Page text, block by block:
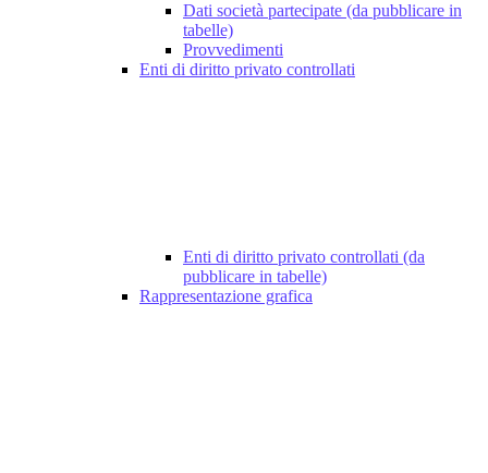
Dati società partecipate (da pubblicare in
tabelle)
Provvedimenti
Enti di diritto privato controllati
Enti di diritto privato controllati (da
pubblicare in tabelle)
Rappresentazione grafica